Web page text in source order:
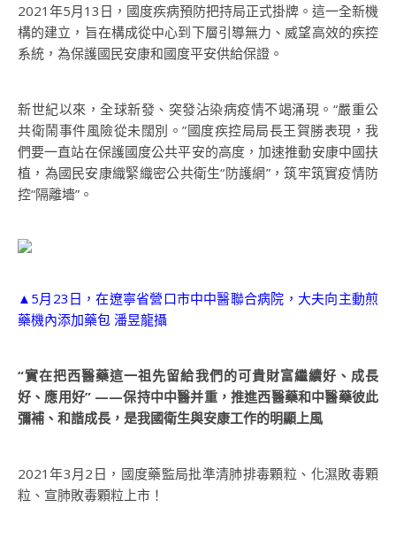
2021年5月13日，國度疾病預防把持局正式掛牌。這一全新機
構的建立，旨在構成從中心到下層引導無力、威望高效的疾控
系統，為保護國民安康和國度平安供給保證。
新世紀以來，全球新發、突發沾染病疫情不竭涌現。“嚴重公
共衛鬧事件風險從未闊別。”國度疾控局局長王賀勝表現，我
們要一直站在保護國度公共平安的高度，加速推動安康中國扶
植，為國民安康織緊織密公共衛生“防護網”，筑牢筑實疫情防
控“隔離墻”。
▲5月23日，在遼寧省營口市中中醫聯合病院，大夫向主動煎
藥機內添加藥包 潘昱龍攝
“實在把西醫藥這一祖先留給我們的可貴財富繼續好、成長
好、應用好” ——保持中中醫并重，推進西醫藥和中醫藥彼此
彌補、和諧成長，是我國衛生與安康工作的明顯上風
2021年3月2日，國度藥監局批準清肺排毒顆粒、化濕敗毒顆
粒、宣肺敗毒顆粒上市！